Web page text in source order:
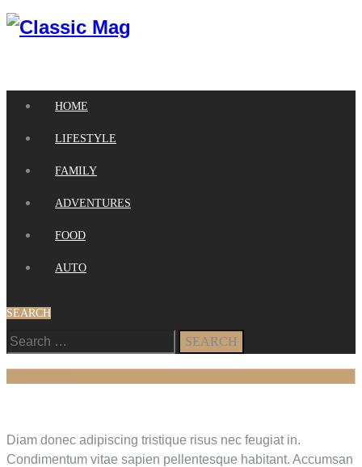
HOME
LIFESTYLE
FAMILY
ADVENTURES
FOOD
AUTO
SEARCH
Search
for:
Diam donec adipiscing tristique risus nec feugiat in.
Condimentum vitae sapien pellentesque habitant. Accumsan